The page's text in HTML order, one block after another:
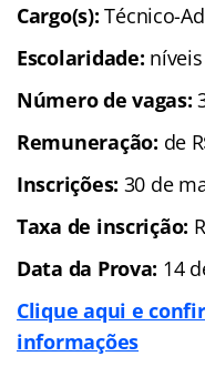
Cargo(s):Técnico-
Escolaridade:
Número de vagas:
Remuneração: de
Inscrições: 30 de
Taxa de inscrição:
Data da Prova: 14
Clique aqui e
informações